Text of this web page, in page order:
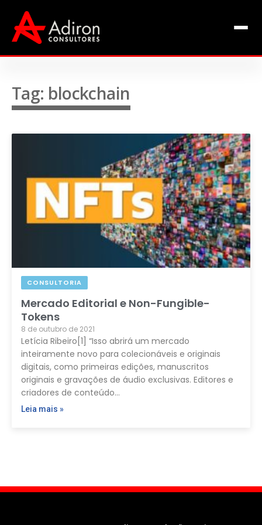
Livros de Fábio Adiron
Contato
Tag: blockchain
CONSULTORIA
Mercado Editorial e Non-Fungible-
Tokens
8 de outubro de 2021
Letícia Ribeiro[1] “Isso abrirá um mercado
inteiramente novo para colecionáveis ​​e originais
digitais, como primeiras edições, manuscritos
originais e gravações de áudio exclusivas. Editores e
criadores de conteúdo…
Leia mais »